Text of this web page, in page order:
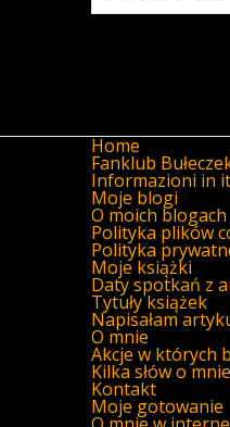
Home
Fanklub
Informazioni in
Moje blogi
O moich blogach
Polityka plików
Polityka
Moje książki
Daty spotkań z
Tytuły książek
Napisałam
O mnie
Akcje w których
Kilka słów o mnie
Kontakt
Moje gotowanie